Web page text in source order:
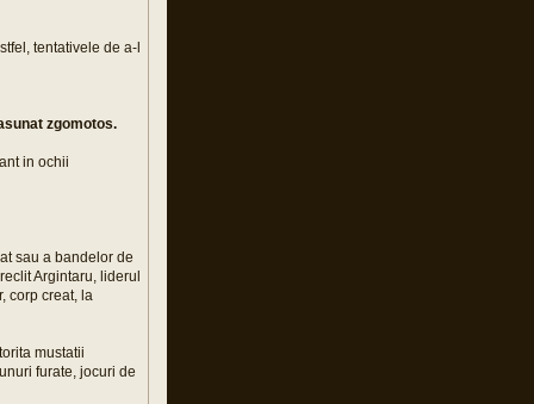
tentativele de a-l
zgomotos.
in ochii
sau a bandelor de
Argintaru, liderul
corp creat, la
mustatii
furate, jocuri de